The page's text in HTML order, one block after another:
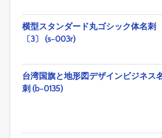
横型スタンダード丸ゴシック体名刺
〔3〕 (s-003r)
台湾国旗と地形図デザインビジネス
刺 (b-0135)